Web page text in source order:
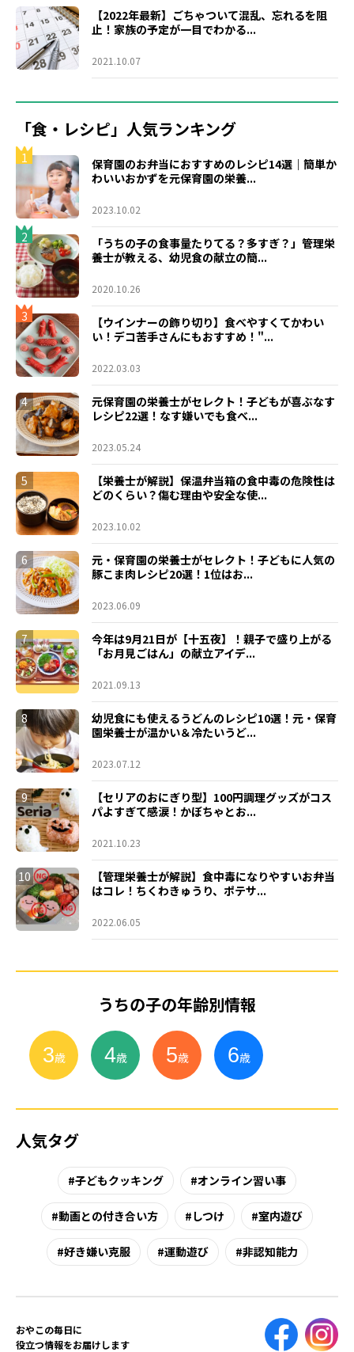
【2022年最新】ごちゃついて混乱、忘れるを阻
止！家族の予定が一目でわかる...
2021.10.07
「食・レシピ」人気ランキング
1
保育園のお弁当におすすめのレシピ14選｜簡単か
わいいおかずを元保育園の栄養...
2023.10.02
2
「うちの子の食事量たりてる？多すぎ？」管理栄
養士が教える、幼児食の献立の簡...
2020.10.26
3
【ウインナーの飾り切り】食べやすくてかわい
い！デコ苦手さんにもおすすめ！"...
2022.03.03
4
元保育園の栄養士がセレクト！子どもが喜ぶなす
レシピ22選！なす嫌いでも食べ...
2023.05.24
5
【栄養士が解説】保温弁当箱の食中毒の危険性は
どのくらい？傷む理由や安全な使...
2023.10.02
6
元・保育園の栄養士がセレクト！子どもに人気の
豚こま肉レシピ20選！1位はお...
2023.06.09
7
今年は9月21日が【十五夜】！親子で盛り上がる
「お月見ごはん」の献立アイデ...
2021.09.13
8
幼児食にも使えるうどんのレシピ10選！元・保育
園栄養士が温かい＆冷たいうど...
2023.07.12
9
【セリアのおにぎり型】100円調理グッズがコス
パよすぎて感涙！かぼちゃとお...
2021.10.23
10
【管理栄養士が解説】食中毒になりやすいお弁当
はコレ！ちくわきゅうり、ポテサ...
2022.06.05
うちの子の年齢別情報
3歳 4歳 5歳 6歳
人気タグ
子どもクッキング オンライン習い事
動画との付き合い方 しつけ 室内遊び
好き嫌い克服 運動遊び 非認知能力
おやこの毎日に
役立つ情報をお届けします